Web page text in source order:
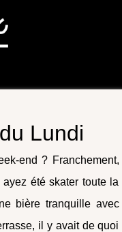
Lundi
end ? Franchement,
été skater toute la
bière tranquille avec
il y avait de quoi